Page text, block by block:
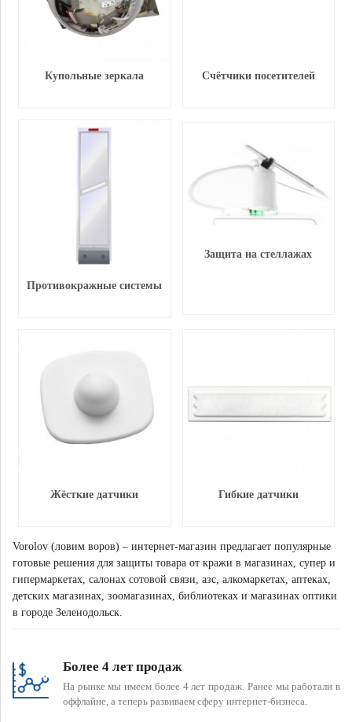
Купольные зеркала Счётчики посетителей
Противокражные системы
Защита на стеллажах
Жёсткие датчики Гибкие датчики
Vorolov (ловим воров) – интернет-магазин предлагает популярные
готовые решения для защиты товара от кражи в магазинах, супер и
гипермаркетах, салонах сотовой связи, азс, алкомаркетах, аптеках,
детских магазинах, зоомагазинах, библиотеках и магазинах оптики
в городе Зеленодольск.
Более 4 лет продаж
На рынке мы имеем более 4 лет продаж. Ранее мы работали в
оффлайне, а теперь развиваем сферу интернет-бизнеса.